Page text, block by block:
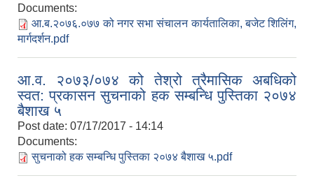
Documents:
आ.ब.२०७६.०७७ को नगर सभा संचालन कार्यतालिका, बजेट शिलिंग,
मार्गदर्शन.pdf
आ.व. २०७३/०७४ को तेश्रो त्रैमासिक अबधिको
स्वत: प्रकासन सुचनाको हक सम्बन्धि पुस्तिका २०७४
बैशाख ५
Post date: 07/17/2017 - 14:14
Documents:
सुचनाको हक सम्बन्धि पुस्तिका २०७४ बैशाख ५.pdf